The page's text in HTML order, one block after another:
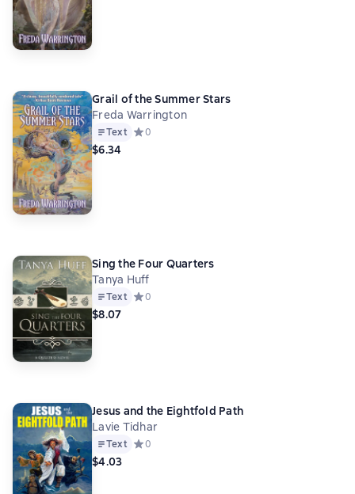
Grail of the Summer Stars
Freda Warrington
Text Средний рейтинг 0 на основе 0 оценок
0
$6.34
Sing the Four Quarters
Tanya Huff
Text Средний рейтинг 0 на основе 0 оценок
0
$8.07
Jesus and the Eightfold Path
Lavie Tidhar
Text Средний рейтинг 0 на основе 0 оценок
0
$4.03